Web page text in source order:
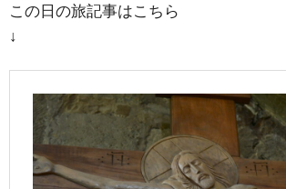
この日の旅記事はこちら